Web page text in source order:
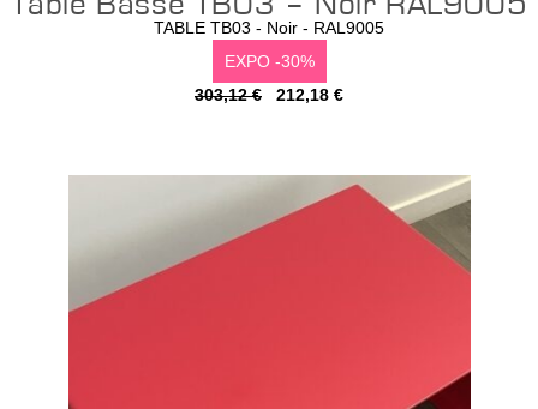
TABLE TB03 - Noir - RAL9005
EXPO -30%
303,12 € 212,18 €
Configurer